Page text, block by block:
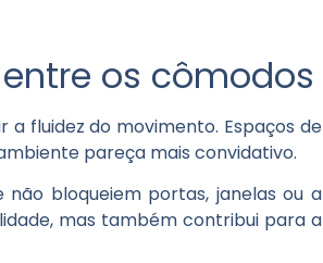
os cômodos
fluidez do movimento. Espaços de
pareça mais convidativo.
bloqueiem portas, janelas ou a
mas também contribui para a